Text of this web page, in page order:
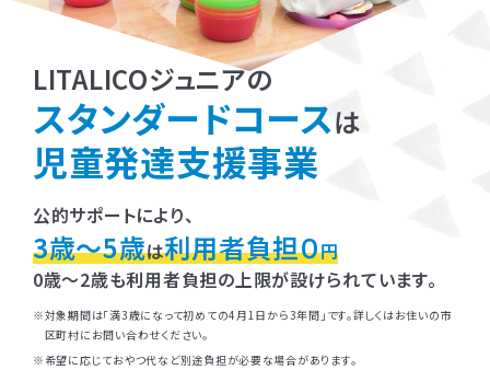
LITALICOジュニアの
スタンダードコースは
児童発達支援事業
公的サポートにより、
3歳～5歳は利用者負担０円
0歳～2歳も利用者負担の上限が設けられています。
対象期間は「満3歳になって初めての4月1日から3年間」です。詳しくはお住いの市
区町村にお問い合わせください。
希望に応じておやつ代など別途負担が必要な場合があります。